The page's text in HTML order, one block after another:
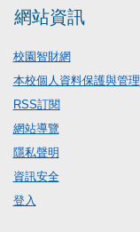
網站資訊
校園智財網
本校個人資料保護與管理
RSS訂閱
網站導覽
隱私聲明
資訊安全
登入